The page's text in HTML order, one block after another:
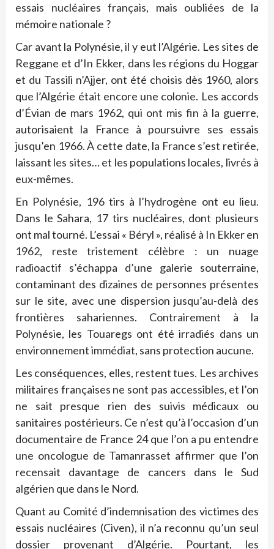
essais nucléaires français, mais oubliées de la
mémoire nationale ?
Car avant la Polynésie, il y eut l’Algérie. Les sites de
Reggane et d’In Ekker, dans les régions du Hoggar
et du Tassili n’Ajjer, ont été choisis dès 1960, alors
que l’Algérie était encore une colonie. Les accords
d’Évian de mars 1962, qui ont mis fin à la guerre,
autorisaient la France à poursuivre ses essais
jusqu’en 1966. À cette date, la France s’est retirée,
laissant les sites… et les populations locales, livrés à
eux-mêmes.
En Polynésie, 196 tirs à l’hydrogène ont eu lieu.
Dans le Sahara, 17 tirs nucléaires, dont plusieurs
ont mal tourné. L’essai « Béryl », réalisé à In Ekker en
1962, reste tristement célèbre : un nuage
radioactif s’échappa d’une galerie souterraine,
contaminant des dizaines de personnes présentes
sur le site, avec une dispersion jusqu’au-delà des
frontières sahariennes. Contrairement à la
Polynésie, les Touaregs ont été irradiés dans un
environnement immédiat, sans protection aucune.
Les conséquences, elles, restent tues. Les archives
militaires françaises ne sont pas accessibles, et l’on
ne sait presque rien des suivis médicaux ou
sanitaires postérieurs. Ce n’est qu’à l’occasion d’un
documentaire de France 24 que l’on a pu entendre
une oncologue de Tamanrasset affirmer que l’on
recensait davantage de cancers dans le Sud
algérien que dans le Nord.
Quant au Comité d’indemnisation des victimes des
essais nucléaires (Civen), il n’a reconnu qu’un seul
dossier provenant d’Algérie. Pourtant, les